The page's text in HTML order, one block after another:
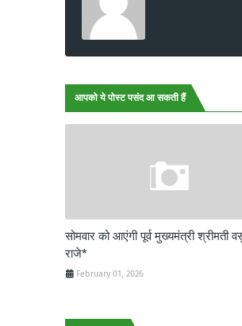
आपको ये पोस्ट पसंद आ सकती हैं
सोमवार को आएंगी पूर्व मुख्यमंत्री श्रीमती
राजे*
February 01, 2026